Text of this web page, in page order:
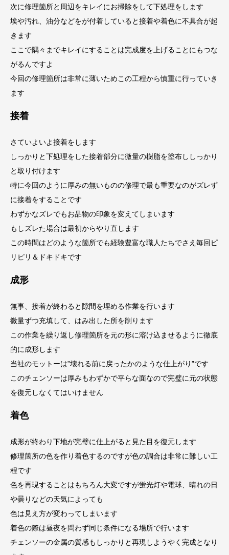
次に修理箇所と周辺をキレイにお掃除をして下処理をします
埃や汚れ、油分などをが付着していると接着や着色に不具合が起
きます
ここで隅々までキレイにすることは完成度を上げることにもつな
がるんですよ
今回の修理箇所は非常に薄いためこの工程から慎重に行っていき
ます
接着
さていよいよ接着をします
しっかりと下処理をした接着部分に微量の樹脂を塗布ししっかり
と取り付けます
特に今回のように厚みの無いものの修理で最も重要なのがズレず
に接着をすることです
わずかなズレでもお品物の印象を変えてしまいます
もしズレた場合は最初からやり直します
この時間はどのような箇所でも経験豊富な職人たちでさえ毎回ピ
リピリ＆ドキドキです
成形
無事、接着が終わると隙間を埋める作業を行います
微量ずつ充填して、はみ出した所を削ります
この作業を繰り返し修理箇所を元の形に溶け込ませるように徹底
的に成形します
当社のモットーは”壊れる前に戻ったかのような仕上がり”です
このチェンソーは厚みもわずかで平らな面なので完璧に元の状態
を復元しなくてはいけません
着色
成形が終わり下地が完璧に仕上がると見た目を復元します
修理箇所の色を作り着色するのですが色の調合は非常に難しい工
程です
色を再現することはもちろん大変ですが蛍光灯や電球、晴れの日
や曇りなどの天気によっても
色は見え方が変わってしまいます
着色の際は昼夜を問わず同じ条件になる場所で行います
チェンソーの金属の質感もしっかりと再現しようやく完成となり